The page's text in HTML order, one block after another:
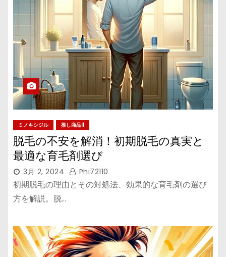
ミノキシジル 推し商品II
脱毛の不安を解消！初期脱毛の真実と
最適な育毛剤選び
3月 2, 2024 Phi72110
初期脱毛の理由とその対処法、効果的な育毛剤の選び
方を解説。脱…